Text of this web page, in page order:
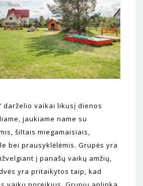
darželio vaikai likusį dienos
jaukiame name su
šiltais miegamaisiais,
bei prausyklėlėmis. Grupės yra
į panašų vaikų amžių,
yra pritaikytos taip, kad